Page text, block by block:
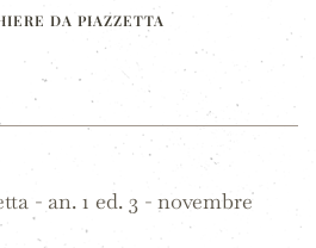
DA PIAZZETTA
- an. 1 ed. 3 - novembre